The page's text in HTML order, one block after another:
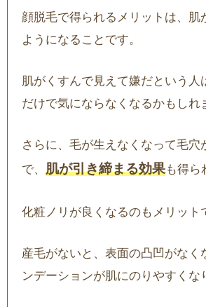
顔脱毛で得られるメリットは、肌
ようになることです。
肌がくすんで見えて嫌だという人
だけで気にならなくなるかもしれ
さらに、毛が生えなくなって毛穴
で、 肌が引き締まる効果も得ら
化粧ノリが良くなるのもメリット
産毛がないと、表面の凸凹がなく
ンデーションが肌にのりやすくな